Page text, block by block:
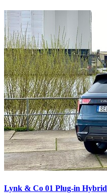
Lynk & Co 01 Plug-in Hybrid